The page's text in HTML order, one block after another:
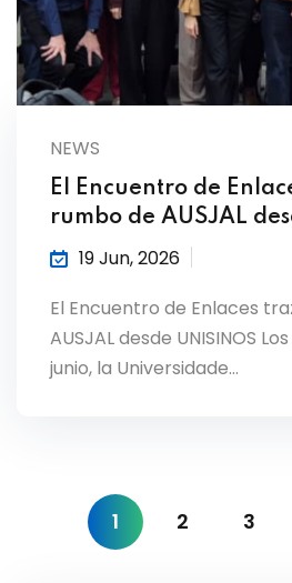
NEWS
El Encuentro de
rumbo de AUSJAL
19 Jun, 2026
El Encuentro de Enlaces
AUSJAL desde UNISINOS
junio, la Universidade…
1 2 3